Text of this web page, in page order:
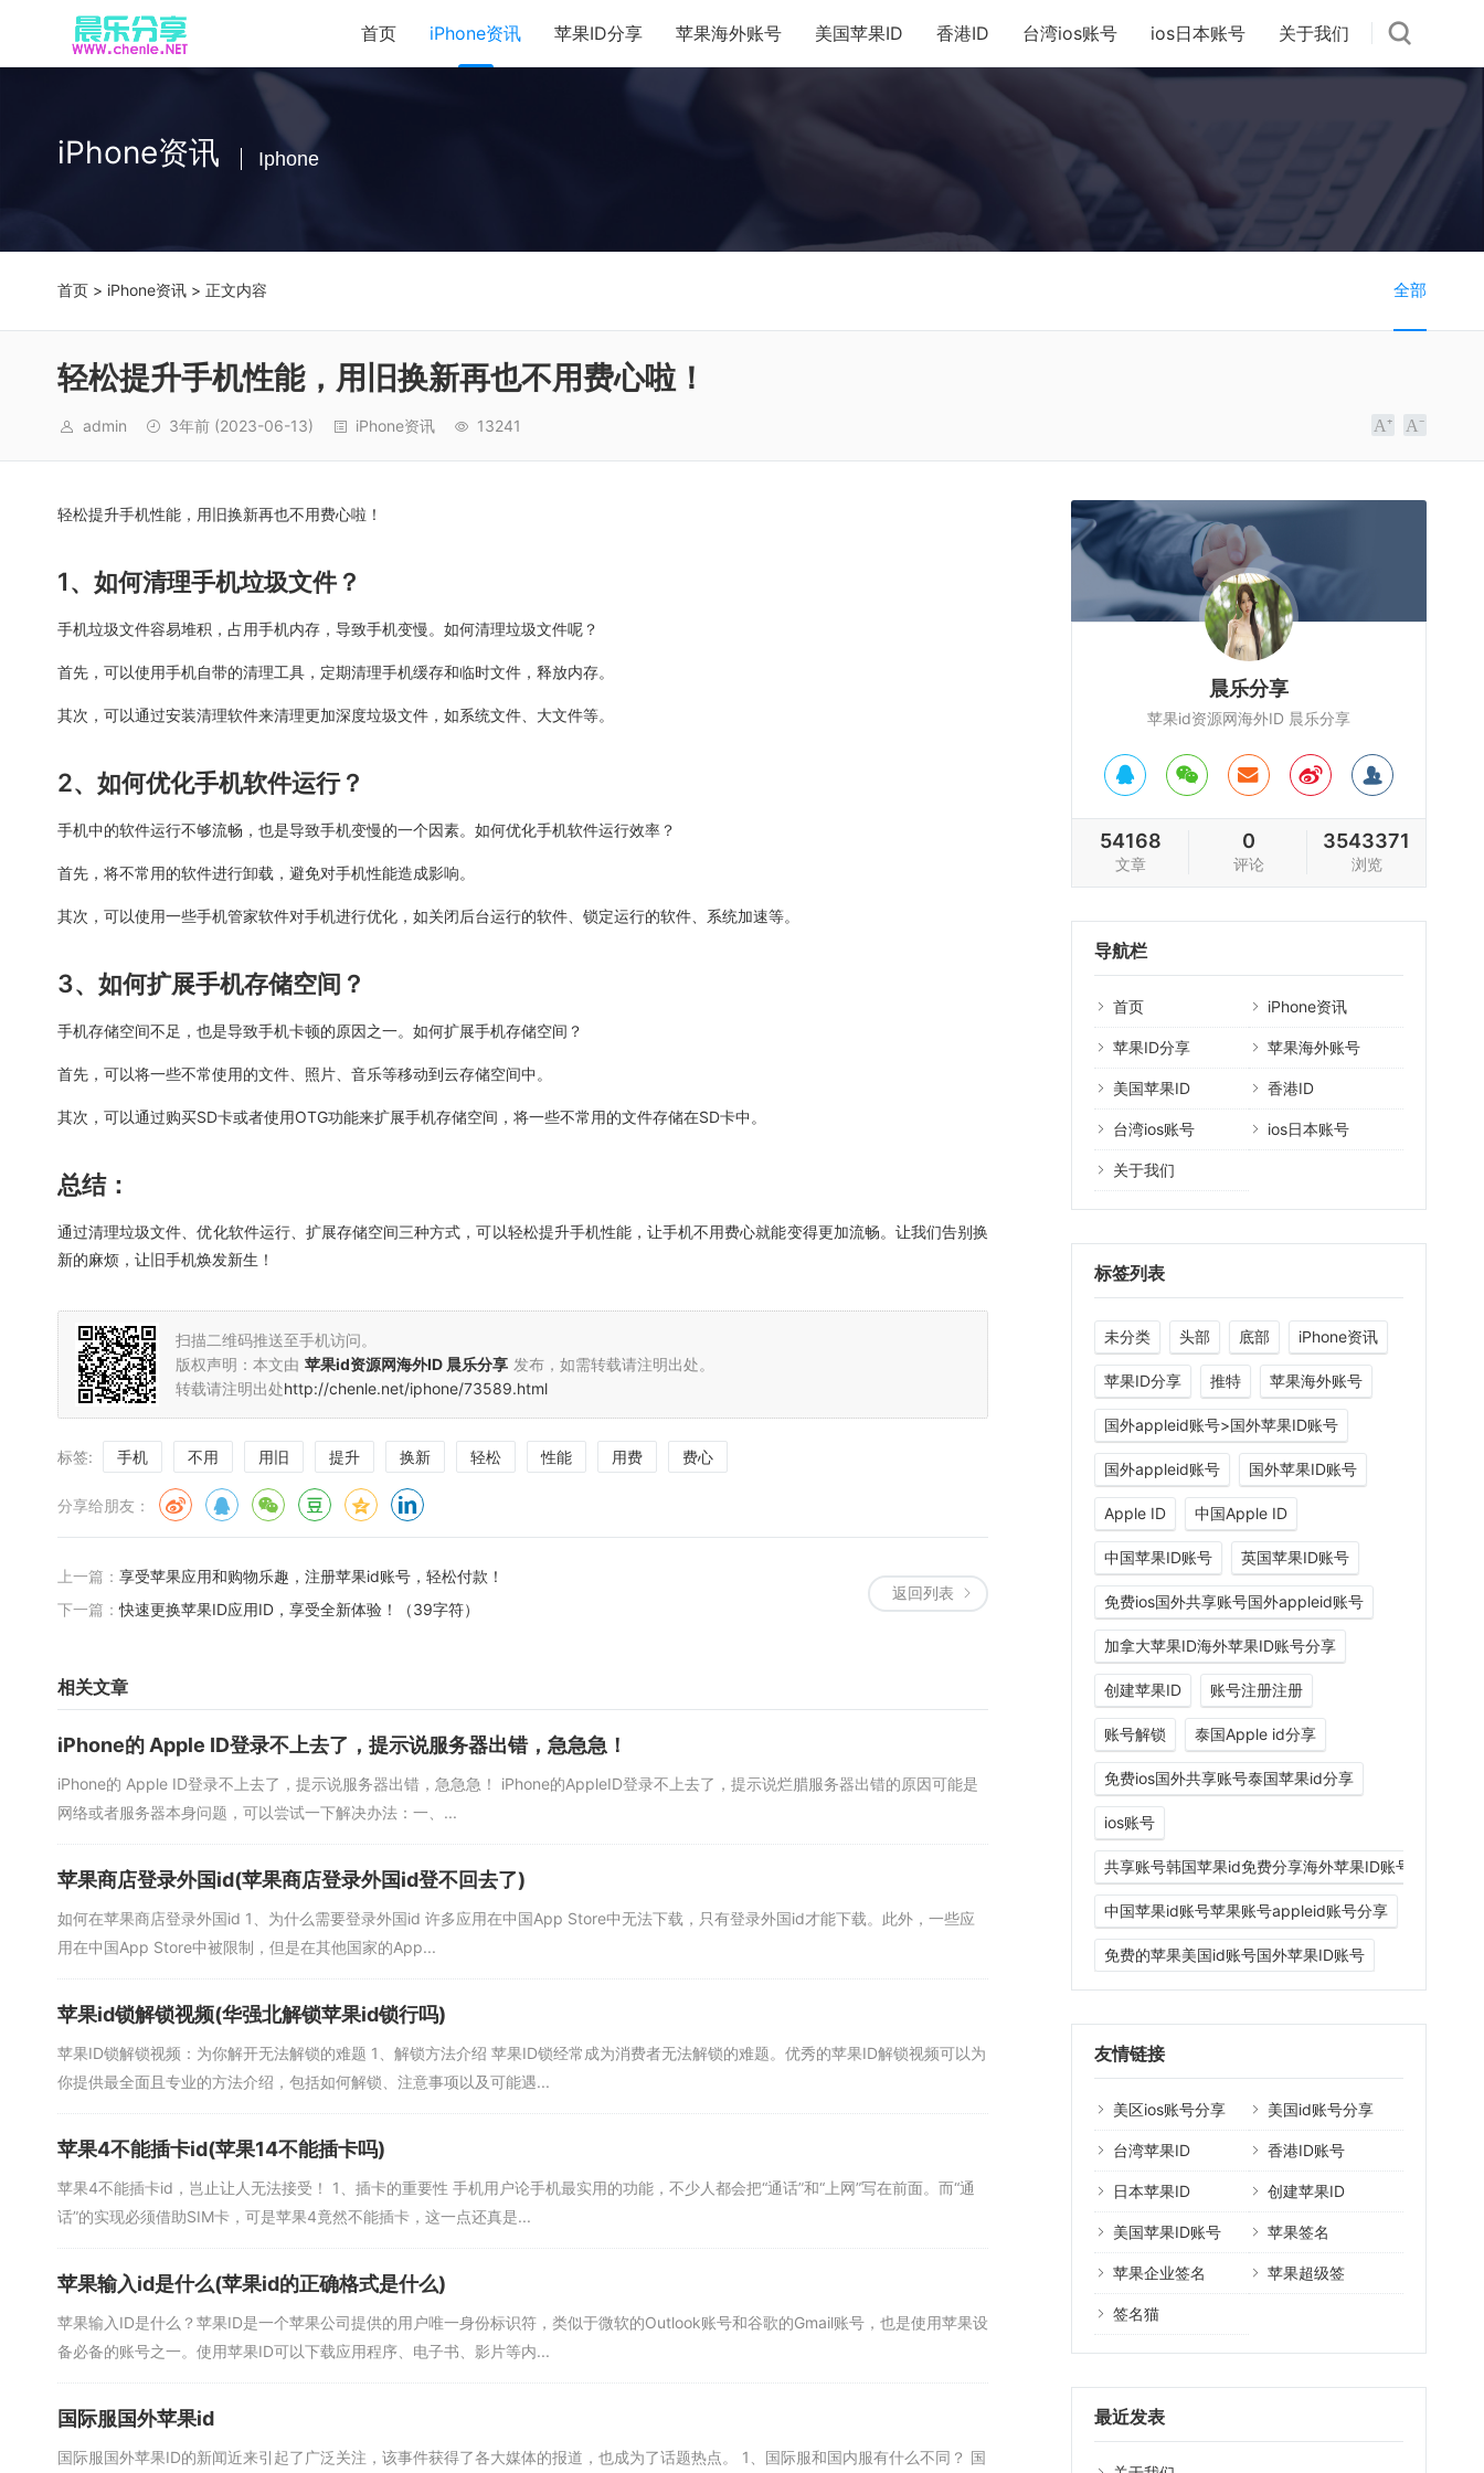
首页 iPhone资讯 苹果ID分享 苹果海外账号 美国苹果ID 香港ID 台湾ios账号 ios日本账号 关于我们
iPhone资讯 Iphone
首页 > iPhone资讯 > 正文内容 全部
轻松提升手机性能，用旧换新再也不用费心啦！
admin 3年前 (2023-06-13) iPhone资讯 13241
轻松提升手机性能，用旧换新再也不用费心啦！
1、如何清理手机垃圾文件？
手机垃圾文件容易堆积，占用手机内存，导致手机变慢。如何清理垃圾文件呢？
首先，可以使用手机自带的清理工具，定期清理手机缓存和临时文件，释放内存。
其次，可以通过安装清理软件来清理更加深度垃圾文件，如系统文件、大文件等。
2、如何优化手机软件运行？
手机中的软件运行不够流畅，也是导致手机变慢的一个因素。如何优化手机软件运行效率？
首先，将不常用的软件进行卸载，避免对手机性能造成影响。
其次，可以使用一些手机管家软件对手机进行优化，如关闭后台运行的软件、锁定运行的软件、系统加速等。
3、如何扩展手机存储空间？
手机存储空间不足，也是导致手机卡顿的原因之一。如何扩展手机存储空间？
首先，可以将一些不常使用的文件、照片、音乐等移动到云存储空间中。
其次，可以通过购买SD卡或者使用OTG功能来扩展手机存储空间，将一些不常用的文件存储在SD卡中。
总结：
通过清理垃圾文件、优化软件运行、扩展存储空间三种方式，可以轻松提升手机性能，让手机不用费心就能变得更加流畅。让我们告别换
新的麻烦，让旧手机焕发新生！
扫描二维码推送至手机访问。
版权声明：本文由 苹果id资源网海外ID 晨乐分享 发布，如需转载请注明出处。
转载请注明出处http://chenle.net/iphone/73589.html
标签: 手机 不用 用旧 提升 换新 轻松 性能 用费 费心
分享给朋友：
返回列表
上一篇： 享受苹果应用和购物乐趣，注册苹果id账号，轻松付款！
下一篇：快速更换苹果ID应用ID，享受全新体验！（39字符）
相关文章
iPhone的 Apple ID登录不上去了，提示说服务器出错，急急急！
iPhone的 Apple ID登录不上去了，提示说服务器出错，急急急！ iPhone的AppleID登录不上去了，提示说烂腊服务器出错的原因可能是
网络或者服务器本身问题，可以尝试一下解决办法：一、...
苹果商店登录外国id(苹果商店登录外国id登不回去了)
如何在苹果商店登录外国id 1、为什么需要登录外国id 许多应用在中国App Store中无法下载，只有登录外国id才能下载。此外，一些应
用在中国App Store中被限制，但是在其他国家的App...
苹果id锁解锁视频(华强北解锁苹果id锁行吗)
苹果ID锁解锁视频：为你解开无法解锁的难题 1、解锁方法介绍 苹果ID锁经常成为消费者无法解锁的难题。优秀的苹果ID解锁视频可以为
你提供最全面且专业的方法介绍，包括如何解锁、注意事项以及可能遇...
苹果4不能插卡id(苹果14不能插卡吗)
苹果4不能插卡id，岂止让人无法接受！ 1、插卡的重要性 手机用户论手机最实用的功能，不少人都会把“通话”和“上网”写在前面。而“通
话”的实现必须借助SIM卡，可是苹果4竟然不能插卡，这一点还真是...
苹果输入id是什么(苹果id的正确格式是什么)
苹果输入ID是什么？苹果ID是一个苹果公司提供的用户唯一身份标识符，类似于微软的Outlook账号和谷歌的Gmail账号，也是使用苹果设
备必备的账号之一。使用苹果ID可以下载应用程序、电子书、影片等内...
国际服国外苹果id
国际服国外苹果ID的新闻近来引起了广泛关注，该事件获得了各大媒体的报道，也成为了话题热点。 1、国际服和国内服有什么不同？ 国
晨乐分享
苹果id资源网海外ID 晨乐分享
54168
文章
0
评论
3543371
浏览
导航栏
首页 iPhone资讯
苹果ID分享 苹果海外账号
美国苹果ID 香港ID
台湾ios账号 ios日本账号
关于我们
标签列表
未分类 头部 底部 iPhone资讯
苹果ID分享 推特 苹果海外账号
国外appleid账号>国外苹果ID账号
国外appleid账号 国外苹果ID账号
Apple ID 中国Apple ID
中国苹果ID账号 英国苹果ID账号
免费ios国外共享账号国外appleid账号
加拿大苹果ID海外苹果ID账号分享
创建苹果ID 账号注册注册
账号解锁 泰国Apple id分享
免费ios国外共享账号泰国苹果id分享
ios账号
共享账号韩国苹果id免费分享海外苹果ID账号分享
中国苹果id账号苹果账号appleid账号分享
免费的苹果美国id账号国外苹果ID账号
友情链接
美区ios账号分享 美国id账号分享
台湾苹果ID 香港ID账号
日本苹果ID 创建苹果ID
美国苹果ID账号 苹果签名
苹果企业签名 苹果超级签
签名猫
最近发表